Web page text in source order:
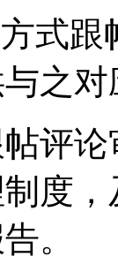
方式
之
帖评
度
。